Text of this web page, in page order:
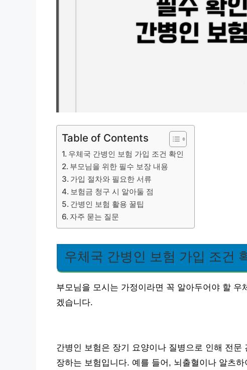
Table of Contents
우체국 간병인 보험 가입 조건 확인
부모님을 위한 필수 보장 내용
가입 절차와 필요한 서류
보험금 청구 시 알아둘 점
간병인 보험 활용 꿀팁
자주 묻는 질문
우체국 간병인 보험 가입 조건
부모님을 모시는 가정이라면 꼭 알아두어야 할
겠습니다.
간병인 보험은 장기 요양이나 질병으로 인해 전
장하는 보험입니다. 예를 들어, 뇌출혈이나 알츠